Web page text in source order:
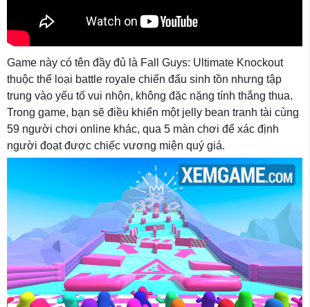
Game này có tên đầy đủ là Fall Guys: Ultimate Knockout
thuộc thể loại battle royale chiến đấu sinh tồn nhưng tập
trung vào yếu tố vui nhộn, không đặc nặng tính thắng thua.
Trong game, bạn sẽ điều khiển một jelly bean tranh tài cùng
59 người chơi online khác, qua 5 màn chơi để xác định
người đoạt được chiếc vương miện quý giá.